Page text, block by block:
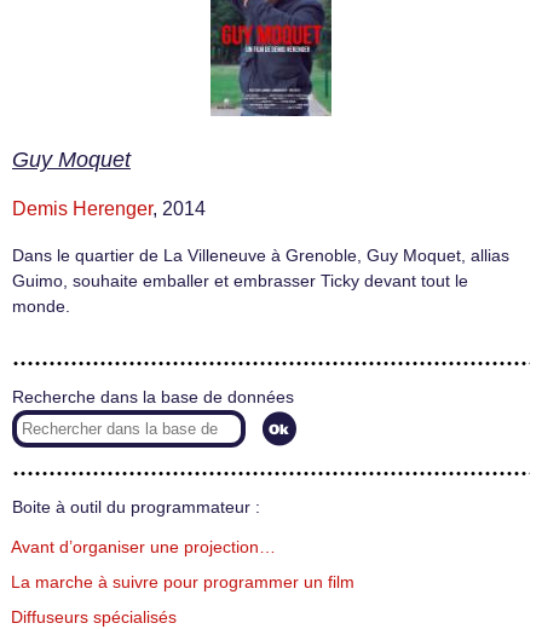
Guy Moquet
Demis Herenger, 2014
Dans le quartier de La Villeneuve à Grenoble, Guy Moquet, allias
Guimo, souhaite emballer et embrasser Ticky devant tout le
monde.
Recherche dans la base de données
Boite à outil du programmateur :
Avant d’organiser une projection…
La marche à suivre pour programmer un film
Diffuseurs spécialisés